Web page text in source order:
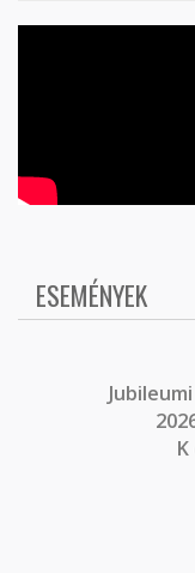
ESEMÉNYEK
J